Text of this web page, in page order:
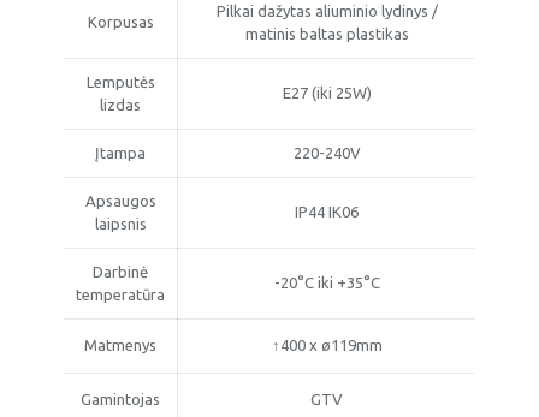
Korpusas
Pilkai dažytas aliuminio lydinys /
matinis baltas plastikas
Lemputės
lizdas
E27 (iki 25W)
Įtampa 220-240V
Apsaugos
laipsnis
IP44 IK06
Darbinė
temperatūra
-20°C iki +35°C
Matmenys ↑400 x ø119mm
Gamintojas GTV